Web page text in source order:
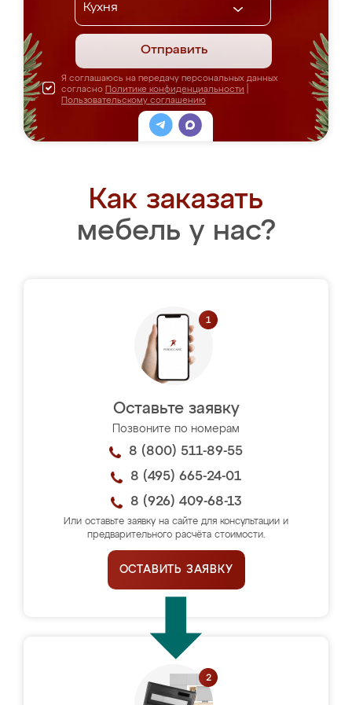
Отправить
Я соглашаюсь на передачу персональных данных
согласно Политике конфиденциальности
Пользовательскому соглашению
Как заказать
мебель у нас?
Оставьте заявку
Позвоните по номерам
8 (800) 511-89-55
8 (495) 665-24-01
8 (926) 409-68-13
Или оставьте заявку на сайте для консультации и
предварительного расчёта стоимости.
ОСТАВИТЬ ЗАЯВКУ